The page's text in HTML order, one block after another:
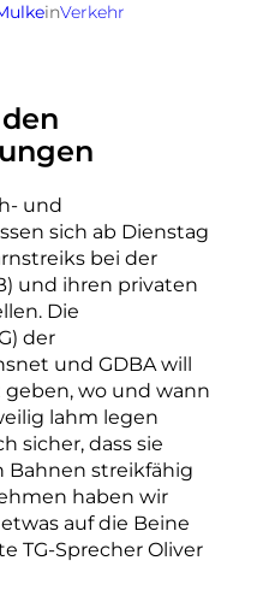
inVerkehr
und
sich ab Dienstag
bei der
und ihren privaten
Die
der
und GDBA will
wo und wann
lahm legen
sicher, dass sie
Bahnen streikfähig
haben wir
auf die Beine
TG-Sprecher Oliver